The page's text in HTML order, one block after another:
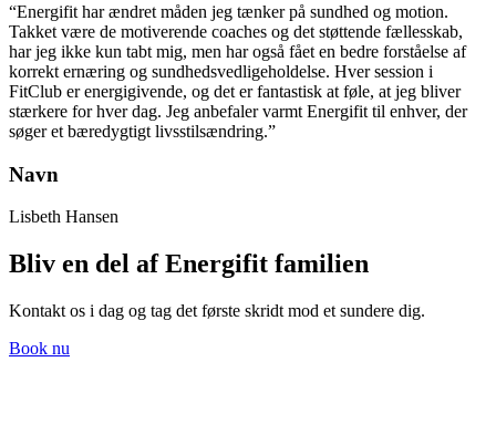
“Energifit har ændret måden jeg tænker på sundhed og motion.
Takket være de motiverende coaches og det støttende fællesskab,
har jeg ikke kun tabt mig, men har også fået en bedre forståelse af
korrekt ernæring og sundhedsvedligeholdelse. Hver session i
FitClub er energigivende, og det er fantastisk at føle, at jeg bliver
stærkere for hver dag. Jeg anbefaler varmt Energifit til enhver, der
søger et bæredygtigt livsstilsændring.”
Navn
Lisbeth Hansen
Bliv en del af Energifit familien
Kontakt os i dag og tag det første skridt mod et sundere dig.
Book nu